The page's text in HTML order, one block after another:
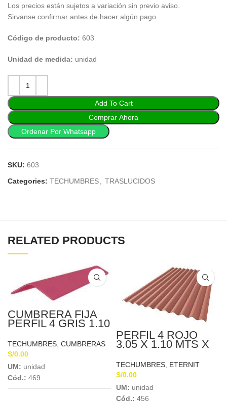
Los precios están sujetos a variación sin previo aviso.
Sirvanse confirmar antes de hacer algún pago.
Código de producto: 603
Unidad de medida: unidad
Add To Cart
Comprar Ahora
Ordenar Por Whatsapp
SKU: 603
Categories: TECHUMBRES, TRASLUCIDOS
RELATED PRODUCTS
CUMBRERA FIJA
PERFIL 4 GRIS 1.10
150602
TECHUMBRES CUMBRERAS
S/0.00
UM: unidad
Cód.: 469
PERFIL 4 ROJO
3.05 X 1.10 MTS X
TECHUMBRES ETERNIT
S/0.00
UM: unidad
Cód.: 456